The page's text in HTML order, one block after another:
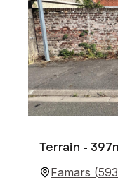
Terrain -
Famars (